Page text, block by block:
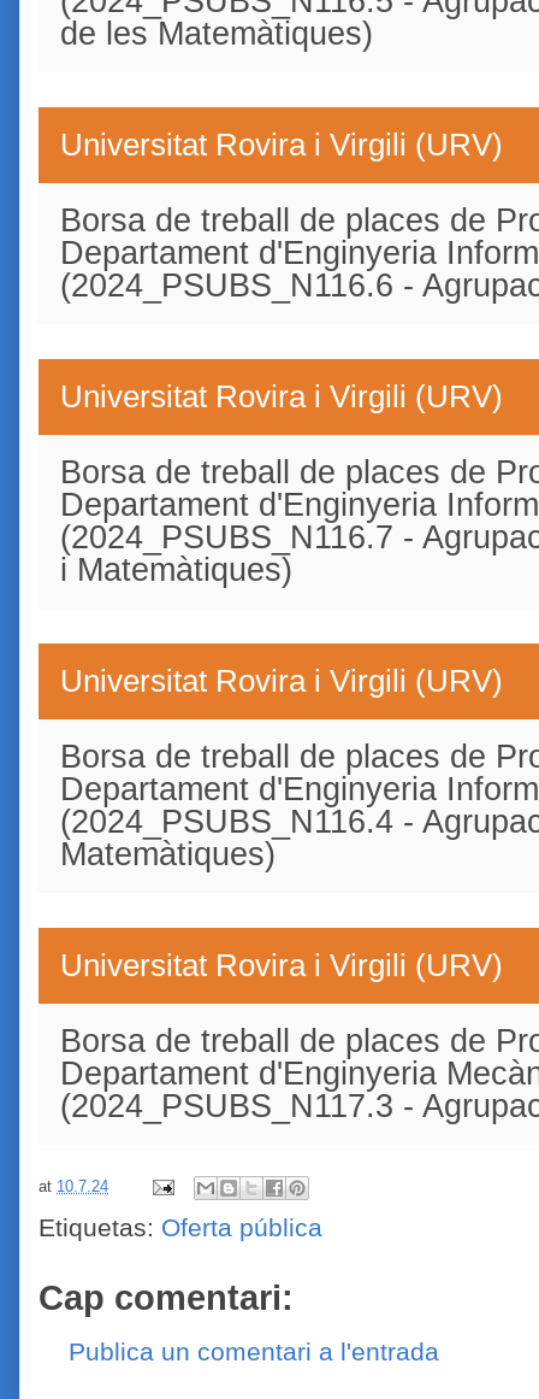
de les Matemàtiques)
Universitat Rovira i Virgili (URV)
Borsa de treball de places de
Departament d'Enginyeria
(2024_PSUBS_N116.6 -
Universitat Rovira i Virgili (URV)
Borsa de treball de places de
Departament d'Enginyeria
(2024_PSUBS_N116.7 -
i Matemàtiques)
Universitat Rovira i Virgili (URV)
Borsa de treball de places de
Departament d'Enginyeria
(2024_PSUBS_N116.4 -
Matemàtiques)
Universitat Rovira i Virgili (URV)
Borsa de treball de places de
Departament d'Enginyeria
(2024_PSUBS_N117.3 -
at 10.7.24
Etiquetas: Oferta pública
Cap comentari:
Publica un comentari a l'entrada